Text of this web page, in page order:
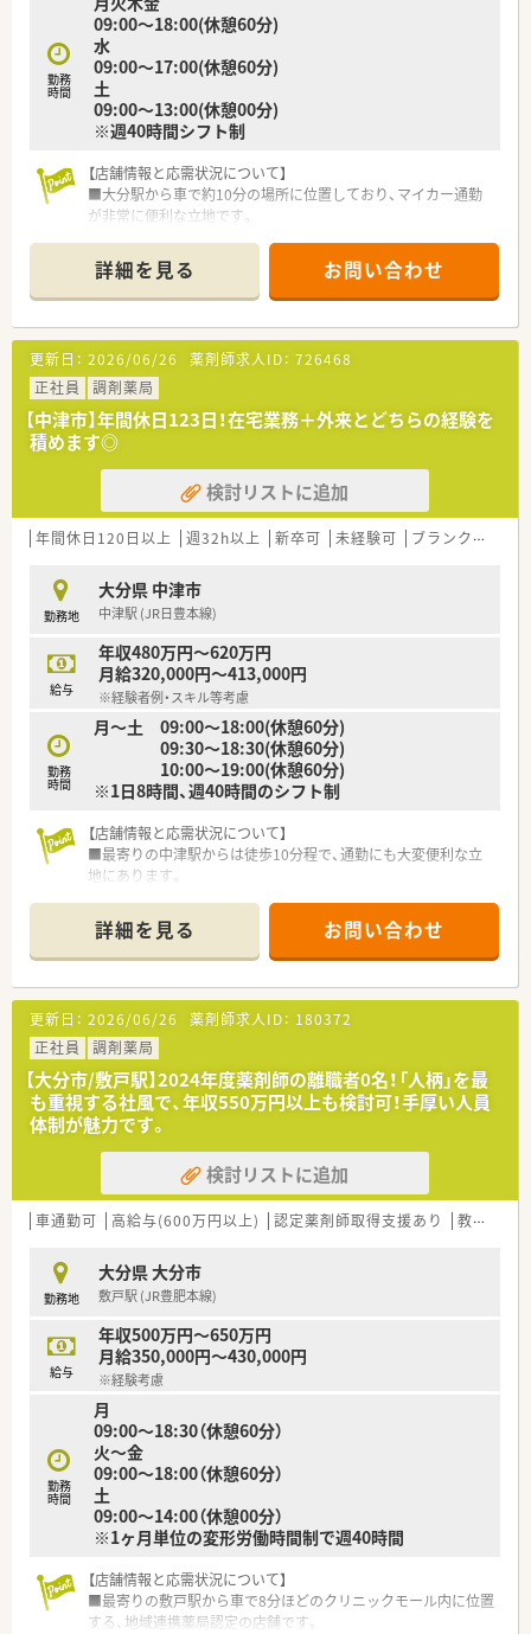
＜学べる職場＞
■地域社会への貢献と共に、外部勉強会や外部講師を招いた勉強
会、Eラーニング等、薬剤師の教育にも注力
■新人教育研修、外部講師の勉強会、学会、各種研修会への参加
なども積極的に実施中
■医療モール型の薬局やドライブスルー対応の薬局を展開した
ース式のカウンターを導入したりと、環境整備にも力を入れてい
ます。
勤務
時間
09:00～18:00(休憩60分)
水
09:00～17:00(休憩60分)
土
09:00～13:00(休憩00分)
※週40時間シフト制
【店舗情報と応需状況について】
■大分駅から車で約10分の場所に位置しており、マイカー通勤
が非常に便利な立地です。
平均65枚程度です。
■現在、薬剤師2名と医療事務2名の計4名体制で、協力しながら
業務を行っています。
【募集背景と求める人物像について】
■今後の在宅件数の増加や新規出店計画を見据え、体制強化のた
めの増員募集となります。
■これまでの経験やブランクは問わず、地域医療に貢献したいと
いう意欲のある方を歓迎します。
■チームワークを大切にし、周囲のスタッフと円滑なコミュニケ
ーションが取れる方を求めています。
【法人特徴について】
■大分県を中心に、関西地方にも調剤薬局を30店舗以上展開し
■調剤事業に加えて、健康食品や化粧品のカウンセリング販売も
行い、多角的に経営しています。
■FACE TO FACEの応対が可能な個別ブースを導入するなど、患
者様との対話を重視しています。
【求人情報について】
■ご経験や能力を十分に考慮し、年収560万円から650万円の範
囲で優遇いたします。
■年間休日は110日ですが、来年度には120日へ増える予定で、
より働きやすくなります。
■住宅手当として一律5万円を支給するなど、手厚い福利厚生で
詳細を見る お問い合わせ
更新日： 2026/06/26 薬剤師求人ID： 726468
正社員
調剤薬局
【中津市】年間休日123日！在宅業務＋外来とどちらの経験を
積めます◎
検討リストに追加
年間休日120日以上 週32h以上 新卒可 未経験可 ブランク可
勤務地
大分県 中津市
中津駅 (JR日豊本線)
給与
年収480万円～620万円
月給320,000円～413,000円
※経験者例・スキル等考慮
勤務
時間
月～土 09:00～18:00(休憩60分)
09:30～18:30(休憩60分)
10:00～19:00(休憩60分)
※1日8時間、週40時間のシフト制
【店舗情報と応需状況について】
■最寄りの中津駅からは徒歩10分程で、通勤にも大変便利な立
地にあります。
貢献します。
■常時薬剤師3名体制で、一日約60枚の処方箋を丁寧に監査・対
応しています。
【募集背景と求める人物像について】
■今回は欠員補充のための募集で、新しい仲間として温かくお迎
えする薬局です。
■患者様や医療スタッフと円滑な連携が図れる方を、特に歓迎し
ております。
■かかりつけ薬剤師としての役割に前向きで、在宅業務など意欲
的に取り組める方を求めます。
【勤務実態について】
■年間休日は120日以上が確保されており、プライベートの時間
も大切にできます。
されています。
■一部曜日に30分から1時間程度の残業が発生する可能性があ
りますが、稀です。
【こんな方にオススメ】
■安定した経営基盤を持つ企業で、安心して長くキャリアを築い
ていきたい方です。
■仕事と私生活の調和を重視し、年間休日120日以上を希望され
ている方です。
■認定薬剤師資格の取得など、専門性を着実に高めていきたい向
上心のある方です。
詳細を見る お問い合わせ
更新日： 2026/06/26 薬剤師求人ID： 180372
正社員
調剤薬局
【大分市/敷戸駅】2024年度薬剤師の離職者0名！「人柄」を最
も重視する社風で、年収550万円以上も検討可！手厚い人員
体制が魅力です。
検討リストに追加
車通勤可 高給与(600万円以上) 認定薬剤師取得支援あり 教育制度あり
勤務地
大分県 大分市
敷戸駅 (JR豊肥本線)
給与
年収500万円～650万円
月給350,000円～430,000円
※経験考慮
勤務
時間
月
09:00～18:30（休憩60分）
火～金
09:00～18:00（休憩60分）
土
09:00～14:00（休憩00分）
※1ヶ月単位の変形労働時間制で週40時間
【店舗情報と応需状況について】
■最寄りの敷戸駅から車で8分ほどのクリニックモール内に位置
する、地域連携薬局認定の店舗です。